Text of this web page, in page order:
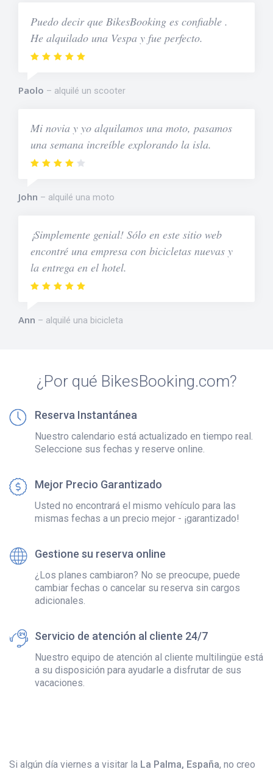
Puedo decir que BikesBooking es confiable .
He alquilado una Vespa y fue perfecto.
Paolo alquilé un scooter
Mi novia y yo alquilamos una moto, pasamos
una semana increíble explorando la isla.
John alquilé una moto
¡Simplemente genial! Sólo en este sitio web
encontré una empresa con bicicletas nuevas y
la entrega en el hotel.
Ann alquilé una bicicleta
¿Por qué BikesBooking.com?
Reserva Instantánea
Nuestro calendario está actualizado en tiempo real.
Seleccione sus fechas y reserve online.
Mejor Precio Garantizado
Usted no encontrará el mismo vehículo para las
mismas fechas a un precio mejor - ¡garantizado!
Gestione su reserva online
¿Los planes cambiaron? No se preocupe, puede
cambiar fechas o cancelar su reserva sin cargos
adicionales.
Servicio de atención al cliente 24/7
Nuestro equipo de atención al cliente multilingüe está
a su disposición para ayudarle a disfrutar de sus
vacaciones.
Si algún día viernes a visitar la La Palma, España, no creo